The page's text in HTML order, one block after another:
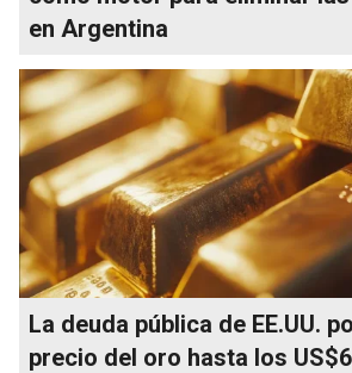
en Argentina
La deuda pública de EE.UU.
precio del oro hasta los